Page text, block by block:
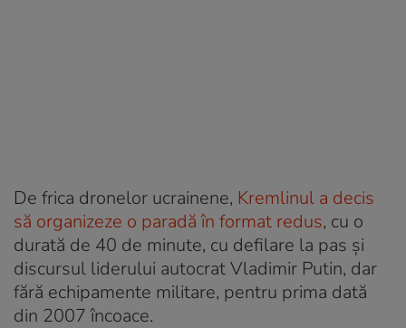
De frica dronelor ucrainene, Kremlinul a decis
să organizeze o paradă în format redus, cu o
durată de 40 de minute, cu defilare la pas și
discursul liderului autocrat Vladimir Putin, dar
fără echipamente militare, pentru prima dată
din 2007 încoace.